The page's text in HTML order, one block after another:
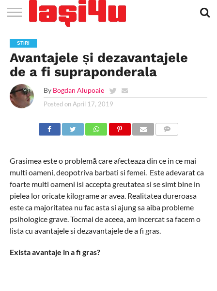
STIRI
APARTAMENTE
NOI IASI
STIRI
IASI
JOBS
IN
IASI
FILME
LA
CINEMA
CLUBURI /
DISCOTECI
BARURI /
CAFENELE
SALI DE
FORTA
SI
FITNESS
SALOANE DE
INFRUMUSETARE
AGENTII
DE
TURISM
IASI
RESTAURANTE
IN IASI
PIZZA
IN
IASI
PISCINA
IN IASI
FLORARII
RADIO
LIVE
IN IASI
SPALATORII
AUTO
TRACTARI
AUTO
TAXI
IN
IASI
CINEMA
TEATRU
HOTELURI
/
PENSIUNI
TEREN
SPORTIV
TEREN
TENIS
IASI
FARMACII
NON
STOP
COFFEE-
TO-GO
FIRME DE
PUBLICITATE
RENT
A
CAR
STIRI
Avantajele și dezavantajele
de a fi supraponderala
By Bogdan Alupoaie
Posted on April 17, 2019
Grasimea este o problemă care afecteaza din ce in ce mai
multi oameni, deopotriva barbati si femei. Este adevarat ca
foarte multi oameni isi accepta greutatea si se simt bine in
pielea lor oricate kilograme ar avea. Realitatea dureroasa
este ca majoritatea nu fac asta si ajung sa aiba probleme
psihologice grave. Tocmai de aceea, am incercat sa facem o
lista cu avantajele si dezavantajele de a fi gras.
Exista avantaje in a fi gras?